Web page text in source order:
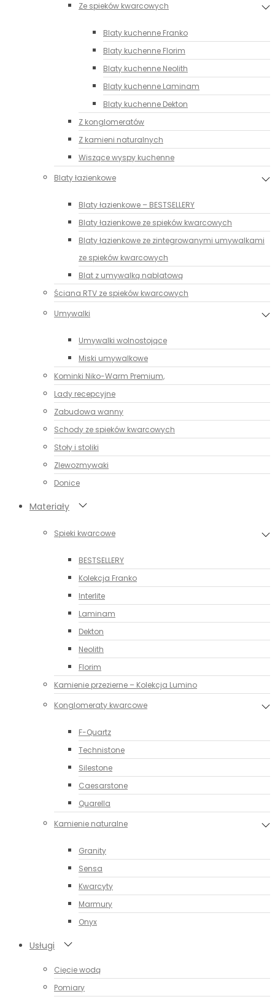
Ze spieków kwarcowych
Blaty kuchenne Franko
Blaty kuchenne Florim
Blaty kuchenne Neolith
Blaty kuchenne Laminam
Blaty kuchenne Dekton
Z konglomeratów
Z kamieni naturalnych
Wiszące wyspy kuchenne
Blaty łazienkowe
Blaty łazienkowe – BESTSELLERY
Blaty łazienkowe ze spieków kwarcowych
Blaty łazienkowe ze zintegrowanymi umywalkami
ze spieków kwarcowych
Blat z umywalką nablatową
Ściana RTV ze spieków kwarcowych
Umywalki
Umywalki wolnostojące
Miski umywalkowe
Kominki Niko-Warm Premium,
Lady recepcyjne
Zabudowa wanny
Schody ze spieków kwarcowych
Stoły i stoliki
Zlewozmywaki
Donice
Materiały
Spieki kwarcowe
BESTSELLERY
Kolekcja Franko
Interlite
Laminam
Dekton
Neolith
Florim
Kamienie przezierne – Kolekcja Lumino
Konglomeraty kwarcowe
F-Quartz
Technistone
Silestone
Caesarstone
Quarella
Kamienie naturalne
Granity
Sensa
Kwarcyty
Marmury
Onyx
Usługi
Cięcie wodą
Pomiary